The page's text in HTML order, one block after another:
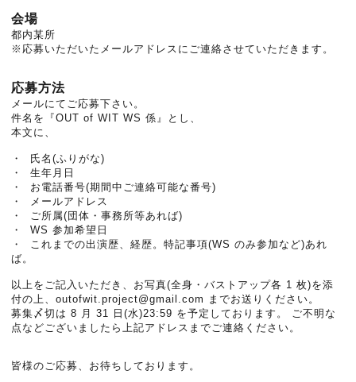
会場
都内某所
※応募いただいたメールアドレスにご連絡させていただきます。
応募方法
メールにてご応募下さい。
件名を『OUT of WIT WS 係』とし、
本文に、
・ 氏名(ふりがな)
・ 生年月日
・ お電話番号(期間中ご連絡可能な番号)
・ メールアドレス
・ ご所属(団体・事務所等あれば)
・ WS 参加希望日
・ これまでの出演歴、経歴。特記事項(WS のみ参加など)あれ
ば。
以上をご記入いただき、お写真(全身・バストアップ各 1 枚)を添
付の上、outofwit.project@gmail.com までお送りください。
募集〆切は 8 月 31 日(水)23:59 を予定しております。 ご不明な
点などございましたら上記アドレスまでご連絡ください。
皆様のご応募、お待ちしております。